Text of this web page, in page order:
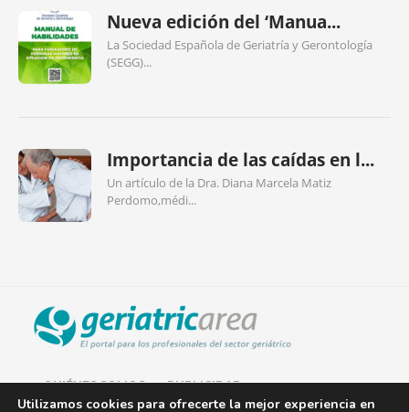
Nueva edición del ‘Manua...
La Sociedad Española de Geriatría y Gerontología
(SEGG)...
Importancia de las caídas en l...
Un artículo de la Dra. Diana Marcela Matiz
Perdomo,médi...
QUIÉNES SOMOS PUBLICIDAD
Utilizamos cookies para ofrecerte la mejor experiencia en